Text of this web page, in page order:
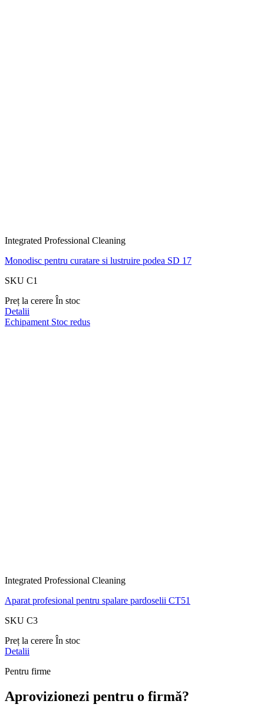
Integrated Professional Cleaning
Monodisc pentru curatare si lustruire podea SD 17
SKU C1
Preț la cerere În stoc
Detalii
Echipament Stoc redus
Integrated Professional Cleaning
Aparat profesional pentru spalare pardoselii CT51
SKU C3
Preț la cerere În stoc
Detalii
Pentru firme
Aprovizionezi pentru o firmă?